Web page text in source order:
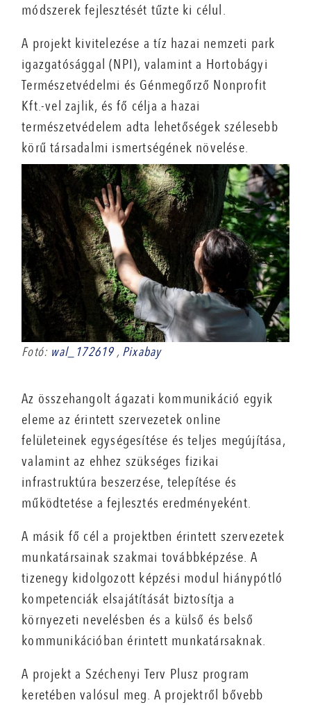
módszerek fejlesztését tűzte ki célul.
A projekt kivitelezése a tíz hazai nemzeti park
igazgatósággal (NPI), valamint a Hortobágyi
Természetvédelmi és Génmegőrző Nonprofit
Kft.-vel zajlik, és fő célja a hazai
természetvédelem adta lehetőségek szélesebb
körű társadalmi ismertségének növelése.
Fotó: wal_172619, Pixabay
Az összehangolt ágazati kommunikáció egyik
eleme az érintett szervezetek online
felületeinek egységesítése és teljes megújítása,
valamint az ehhez szükséges fizikai
infrastruktúra beszerzése, telepítése és
működtetése a fejlesztés eredményeként.
A másik fő cél a projektben érintett szervezetek
munkatársainak szakmai továbbképzése. A
tizenegy kidolgozott képzési modul hiánypótló
kompetenciák elsajátítását biztosítja a
környezeti nevelésben és a külső és belső
kommunikációban érintett munkatársaknak.
A projekt a Széchenyi Terv Plusz program
keretében valósul meg. A projektről bővebb